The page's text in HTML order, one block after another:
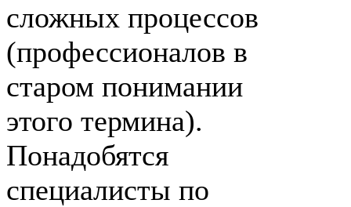
сложных процессов
(профессионалов в
старом понимании
этого термина).
Понадобятся
специалисты по